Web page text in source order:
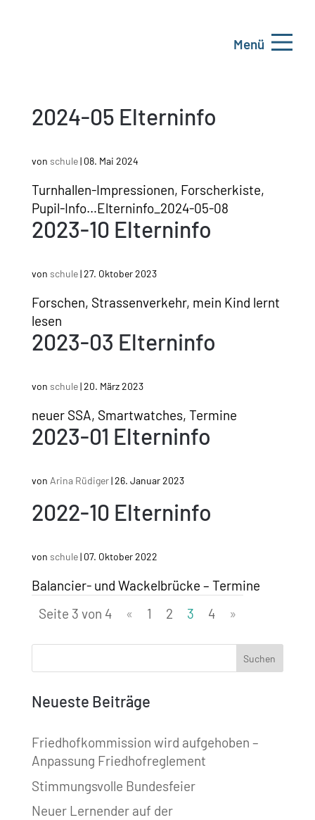
Menü
2024-05 Elterninfo
von schule| 08. Mai 2024
Turnhallen-Impressionen, Forscherkiste,
Pupil-Info…Elterninfo_2024-05-08
2023-10 Elterninfo
von schule|27. Oktober 2023
Forschen, Strassenverkehr, mein Kind lernt
lesen
2023-03 Elterninfo
von schule|20. März 2023
neuer SSA, Smartwatches, Termine
2023-01 Elterninfo
von Arina Rüdiger|26. Januar 2023
2022-10 Elterninfo
von schule| 07. Oktober 2022
Balancier- und Wackelbrücke – Termine
Seite 3 von 4
« 1 2 3 4 »
Neueste Beiträge
Friedhofkommission wird aufgehoben –
Anpassung Friedhofreglement
Stimmungsvolle Bundesfeier
Neuer Lernender auf der